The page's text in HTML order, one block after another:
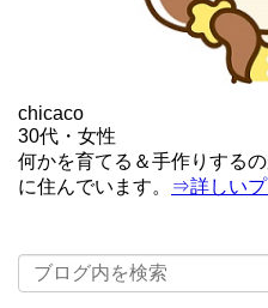
chicaco
30代・女性
何かを育てる＆手作りする
に住んでいます。
⇒詳しいプ